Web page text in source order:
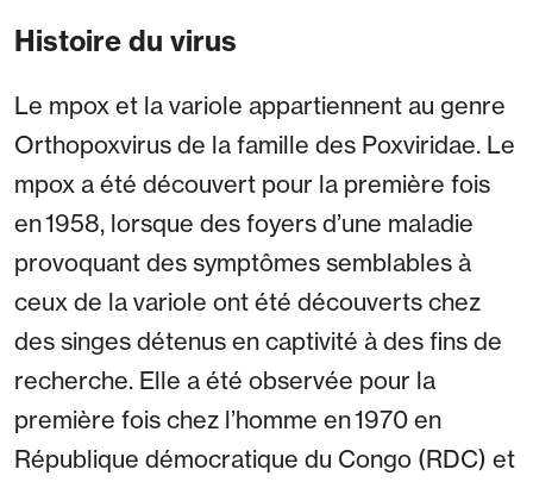
Histoire du virus
Le mpox et la variole appartiennent au genre
Orthopoxvirus de la famille des Poxviridae. Le
mpox a été découvert pour la première fois
en 1958, lorsque des foyers d’une maladie
provoquant des symptômes semblables à
ceux de la variole ont été découverts chez
des singes détenus en captivité à des fins de
recherche. Elle a été observée pour la
première fois chez l’homme en 1970 en
République démocratique du Congo (RDC) et